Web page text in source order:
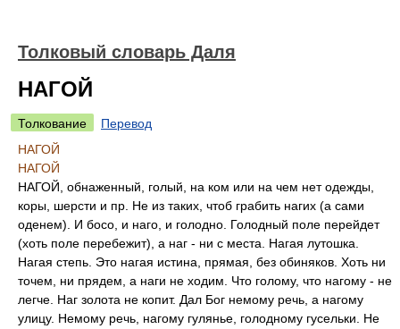
Толковый словарь Даля
НАГОЙ
Толкование
Перевод
НАГОЙ
НАГОЙ
НАГОЙ, обнаженный, голый, на ком или на чем нет одежды,
коры, шерсти и пр. Не из таких, чтоб грабить нагих (а сами
оденем). И босо, и наго, и голодно. Голодный поле перейдет
(хоть поле перебежит), а наг - ни с места. Нагая лутошка.
Нагая степь. Это нагая истина, прямая, без обиняков. Хоть ни
точем, ни прядем, а наги не ходим. Что голому, что нагому - не
легче. Наг золота не копит. Дал Бог немому речь, а нагому
улицу. Немому речь, нагому гулянье, голодному гусельки. Не